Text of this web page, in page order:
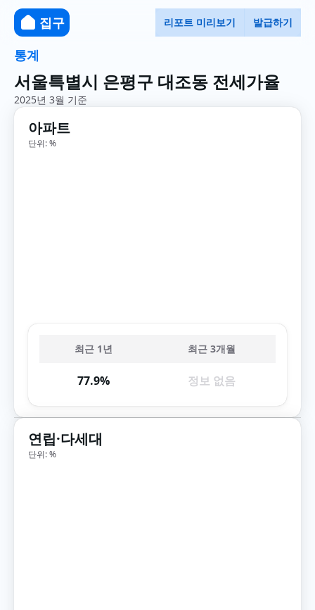
집구 리포트 미리보기 발급하기
통계
서울특별시 은평구 대조동 전세가율
2025년 3월 기준
아파트
단위: %
최근 1년 최근 3개월
77.9% 정보 없음
연립·다세대
단위: %